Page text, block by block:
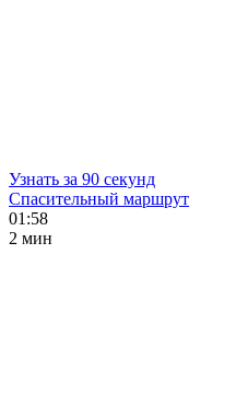
Узнать за 90 секунд
Спасительный маршрут
01:58
2 мин